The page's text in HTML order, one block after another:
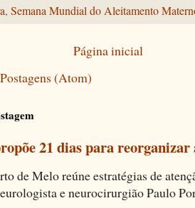
, Semana Mundial do Aleitamento
Página inicial
Postagens (Atom)
21 dias para
de Melo reúne estratégias de
e neurocirurgião Paulo